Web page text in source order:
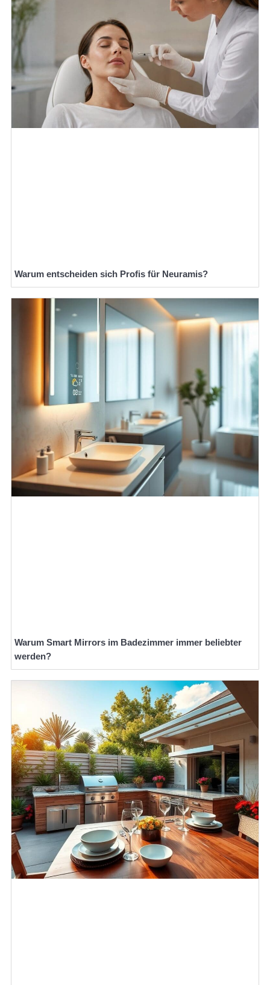
Warum entscheiden sich Profis für Neuramis?
Warum Smart Mirrors im Badezimmer immer beliebter
werden?